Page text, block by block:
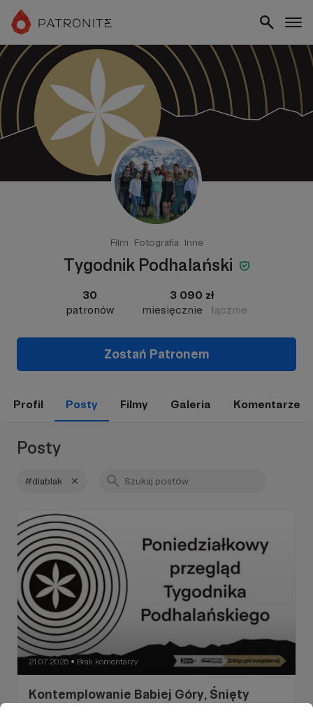
Film Fotografia Inne
Tygodnik Podhalański
30
patronów
3 090 zł
miesięcznie
łącznie
Zostań Patronem
Profil Posty Filmy Galeria Komentarze
Posty
#diablak
21.07.2025 ● Brak komentarzy
Kontemplowanie Babiej Góry, Śnięty